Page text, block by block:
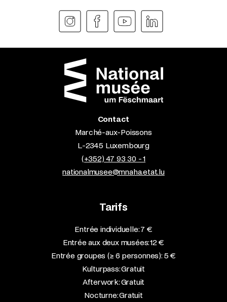
Contact
Marché-aux-Poissons
L-2345 Luxembourg
(+352) 47 93 30 - 1
nationalmusee@mnaha.etat.lu
Tarifs
Entrée individuelle: 7 €
Entrée aux deux musées: 12 €
Entrée groupes (≥ 6 personnes): 5 €
Kulturpass: Gratuit
Afterwork: Gratuit
Nocturne: Gratuit